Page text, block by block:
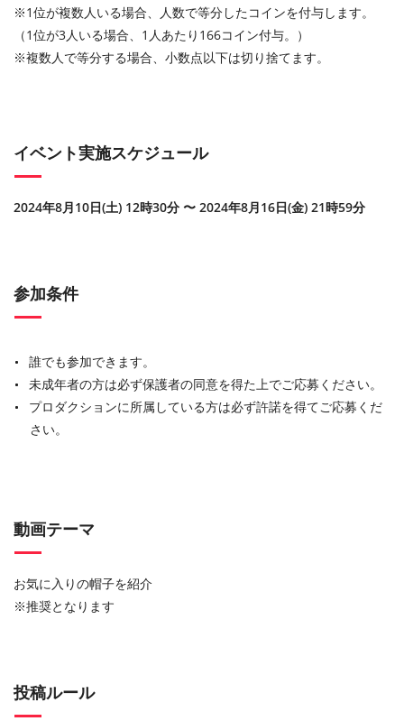
※1位が複数人いる場合、人数で等分したコインを付与します。
（1位が3人いる場合、1人あたり166コイン付与。）
※複数人で等分する場合、小数点以下は切り捨てます。
イベント実施スケジュール
2024年8月10日(土) 12時30分 〜 2024年8月16日(金) 21時59分
参加条件
誰でも参加できます。
未成年者の方は必ず保護者の同意を得た上でご応募ください。
プロダクションに所属している方は必ず許諾を得てご応募くだ
さい。
動画テーマ
お気に入りの帽子を紹介
※推奨となります
投稿ルール